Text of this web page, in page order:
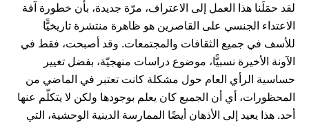
لقد حمَلَنا هذا العمل إلى الاعتراف، مرّة جديدة، بأن خطورة آفة
الاعتداء الجنسي على القاصرين هو ظاهرة منتشرة تاريخيًّا
للأسف في جميع الثقافات والمجتمعات. وقد أصبحت، فقط في
الآونة الأخيرة نسبيًّا، موضوع دراسات منهجيّة، بفضل تغيير
حساسية الرأي العام حول مشكلة كانت تعتبر في الماضي من
المحظورات، أي أن الجميع كان يعلم بوجودها ولكن لا يتكلّم عنها
أحد. هذا يعيد إلى الأذهان أيضًا الممارسة الدينية الوحشية، التي